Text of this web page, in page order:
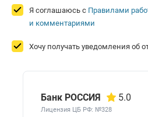
Я соглашаюсь с Правилами
и комментариями
Хочу получать уведомления об
Банк РОССИЯ 5.0
Лицензия ЦБ РФ: №328